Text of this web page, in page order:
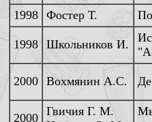
1998 Фостер Т.
1998 Школьников И.
2000 Вохмянин А.С.
2000 Гвичия Г. М.